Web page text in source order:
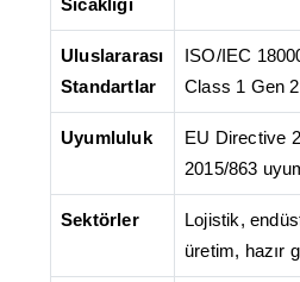
Sıcaklığı
Uluslararası
Standartlar
ISO/IEC
Class 1 Gen 2
Uyumluluk
EU Directive
2015/863
Sektörler
Lojistik,
üretim, hazır